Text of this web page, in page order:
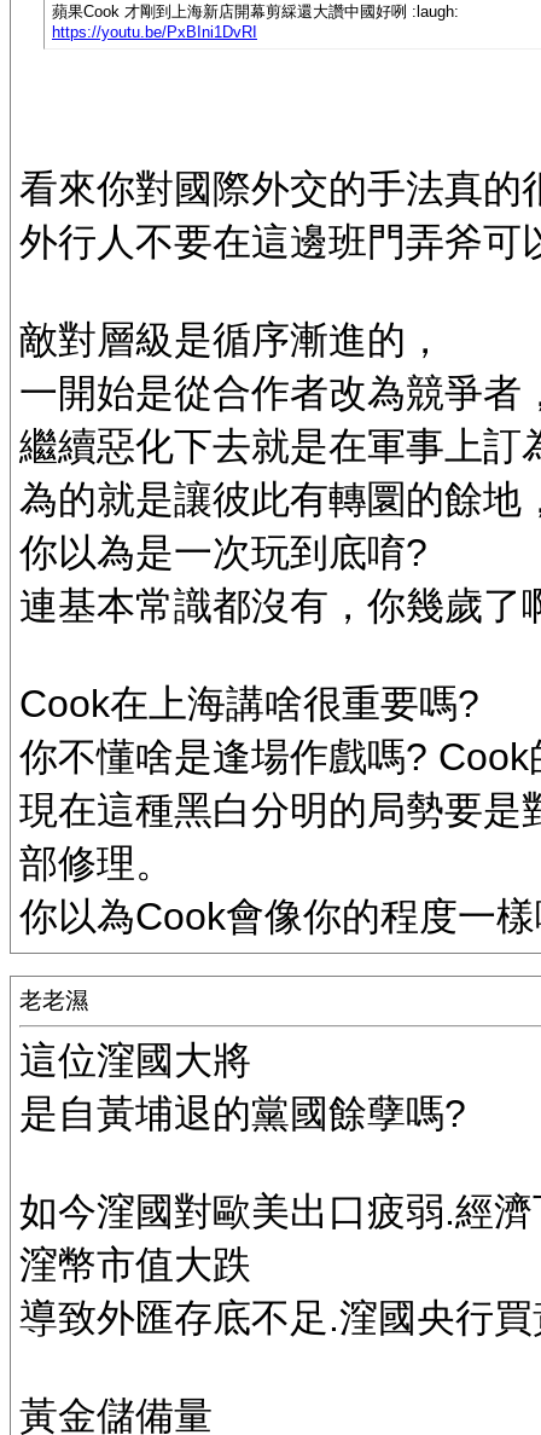
蘋果Cook 才剛到上海新店開幕剪綵還大讚中國好咧 :laugh:
https://youtu.be/PxBIni1DvRI
看來你對國際外交的手法真的
外行人不要在這邊班門弄斧可
敵對層級是循序漸進的，
一開始是從合作者改為競爭
繼續惡化下去就是在軍事上訂
為的就是讓彼此有轉圜的餘地
你以為是一次玩到底唷?
連基本常識都沒有，你幾歲了
Cook在上海講啥很重要嗎?
你不懂啥是逢場作戲嗎?
現在這種黑白分明的局勢要
部修理。
你以為Cook會像你的程度一
老老濕
這位漥國大將
是自黃埔退的黨國餘孽嗎?
如今漥國對歐美出口疲弱.經
漥幣市值大跌
導致外匯存底不足.漥國央行
黃金儲備量